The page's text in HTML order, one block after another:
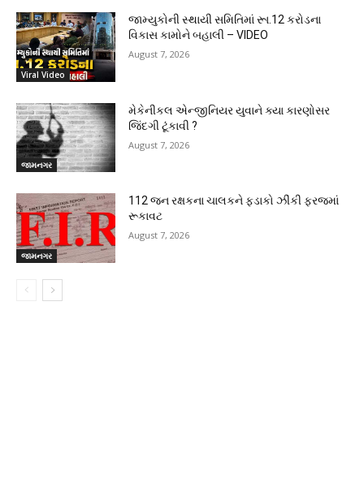
Viral Video
જામ્યુકોની સ્થાયી સમિતિમાં રૂા.12 કરોડના
વિકાસ કામોને બહાલી – VIDEO
August 7, 2026
જામનગર
મેકેનીકલ એન્જીનિયર યુવાને ક્યા કારણોસર
જિંદગી ટૂંકાવી ?
August 7, 2026
જામનગર
112 જન રક્ષકના ચાલકને ફડાકો ઝીંકી ફરજમાં
રૂકાવટ
August 7, 2026